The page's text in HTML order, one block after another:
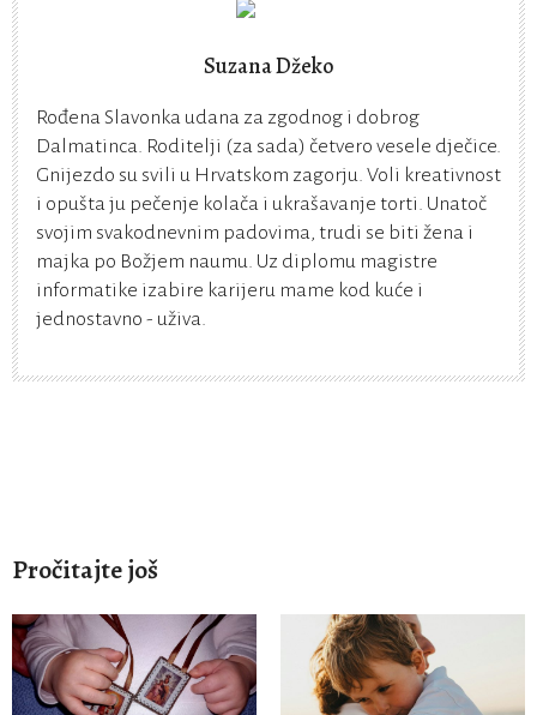
Suzana Džeko
Rođena Slavonka udana za zgodnog i dobrog
Dalmatinca. Roditelji (za sada) četvero vesele dječice.
Gnijezdo su svili u Hrvatskom zagorju. Voli kreativnost
i opušta ju pečenje kolača i ukrašavanje torti. Unatoč
svojim svakodnevnim padovima, trudi se biti žena i
majka po Božjem naumu. Uz diplomu magistre
informatike izabire karijeru mame kod kuće i
jednostavno - uživa.
Pročitajte još